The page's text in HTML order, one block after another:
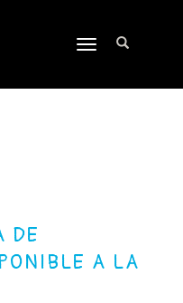
TOGGLE
DE
A LA